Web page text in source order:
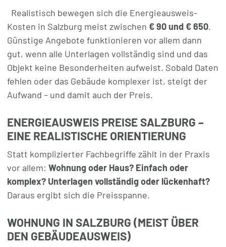
Realistisch bewegen sich die Energieausweis-
Kosten in Salzburg meist zwischen € 90 und € 650.
Günstige Angebote funktionieren vor allem dann
gut, wenn alle Unterlagen vollständig sind und das
Objekt keine Besonderheiten aufweist. Sobald Daten
fehlen oder das Gebäude komplexer ist, steigt der
Aufwand – und damit auch der Preis.
ENERGIEAUSWEIS PREISE SALZBURG –
EINE REALISTISCHE ORIENTIERUNG
Statt komplizierter Fachbegriffe zählt in der Praxis
vor allem: Wohnung oder Haus? Einfach oder
komplex? Unterlagen vollständig oder lückenhaft?
Daraus ergibt sich die Preisspanne.
WOHNUNG IN SALZBURG (MEIST ÜBER
DEN GEBÄUDEAUSWEIS)